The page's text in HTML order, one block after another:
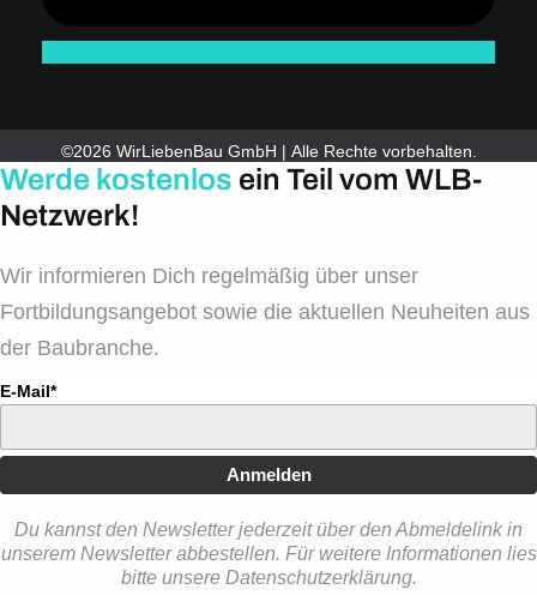
©2026 WirLiebenBau GmbH | Alle Rechte vorbehalten.
Werde kostenlos ein Teil vom WLB-
Netzwerk!
Wir informieren Dich regelmäßig über unser
Fortbildungsangebot sowie die aktuellen Neuheiten aus
der Baubranche.
E-Mail*
Anmelden
Du kannst den Newsletter jederzeit über den Abmeldelink in
unserem Newsletter abbestellen. Für weitere Informationen lies
bitte unsere Datenschutzerklärung.